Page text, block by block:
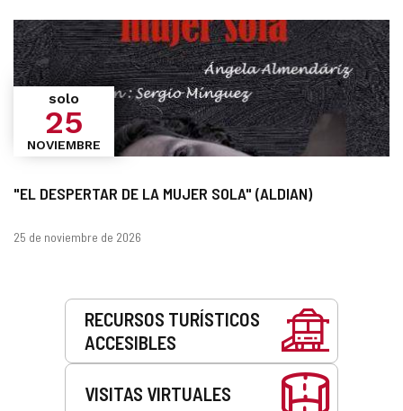
"EL DESPERTAR DE LA MUJER SOLA" (ALDIAN)
solo
25
NOVIEMBRE
Fechas
25 de noviembre de 2026
RECURSOS TURÍSTICOS
ACCESIBLES
VISITAS VIRTUALES